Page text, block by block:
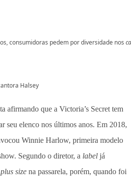
consumidoras pedem por diversidade nos
Halsey
afirmando que a Victoria’s Secret tem
seu elenco nos últimos anos. Em 2018,
Winnie Harlow, primeira modelo
Segundo o diretor, a label já
plus size na passarela, porém, quando foi